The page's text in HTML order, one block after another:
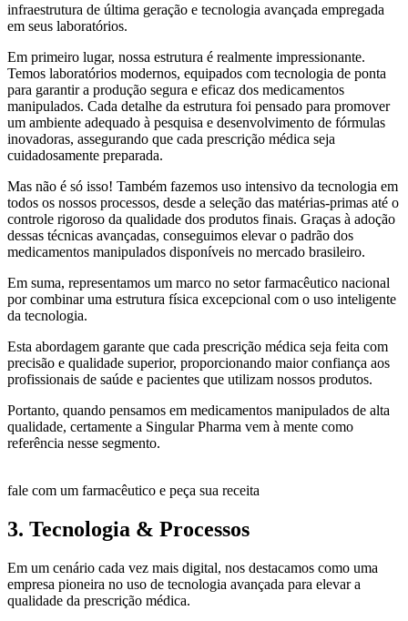
infraestrutura de última geração e tecnologia avançada empregada
em seus laboratórios.
Em primeiro lugar, nossa estrutura é realmente impressionante.
Temos laboratórios modernos, equipados com tecnologia de ponta
para garantir a produção segura e eficaz dos medicamentos
manipulados. Cada detalhe da estrutura foi pensado para promover
um ambiente adequado à pesquisa e desenvolvimento de fórmulas
inovadoras, assegurando que cada prescrição médica seja
cuidadosamente preparada.
Mas não é só isso! Também fazemos uso intensivo da tecnologia em
todos os nossos processos, desde a seleção das matérias-primas até o
controle rigoroso da qualidade dos produtos finais. Graças à adoção
dessas técnicas avançadas, conseguimos elevar o padrão dos
medicamentos manipulados disponíveis no mercado brasileiro.
Em suma, representamos um marco no setor farmacêutico nacional
por combinar uma estrutura física excepcional com o uso inteligente
da tecnologia.
Esta abordagem garante que cada prescrição médica seja feita com
precisão e qualidade superior, proporcionando maior confiança aos
profissionais de saúde e pacientes que utilizam nossos produtos.
Portanto, quando pensamos em medicamentos manipulados de alta
qualidade, certamente a Singular Pharma vem à mente como
referência nesse segmento.
fale com um farmacêutico e peça sua receita
3. Tecnologia & Processos
Em um cenário cada vez mais digital, nos destacamos como uma
empresa pioneira no uso de tecnologia avançada para elevar a
qualidade da prescrição médica.